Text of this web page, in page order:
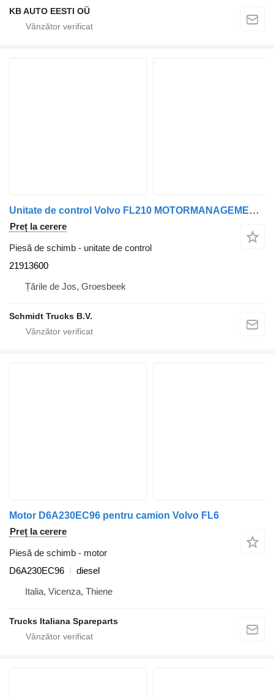
KB AUTO EESTI OÜ
Unitate de control Volvo FL210 MOTORMANAGEMENT EURO 6 21913600 pentru camion
Preț la cerere
Piesă de schimb - unitate de control
21913600
Țările de Jos, Groesbeek
Schmidt Trucks B.V.
Motor D6A230EC96 pentru camion Volvo FL6
Preț la cerere
Piesă de schimb - motor
D6A230EC96
diesel
Italia, Vicenza, Thiene
Trucks Italiana Spareparts